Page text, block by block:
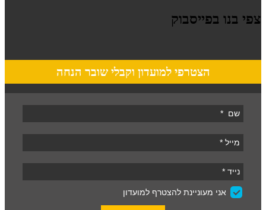
צפי בנו בפייסבוק
הצטרפי למועדון וקבלי שובר הנחה